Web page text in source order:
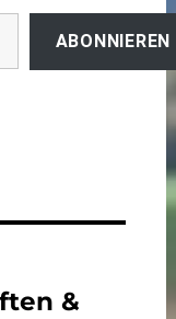
ABONNIEREN
&